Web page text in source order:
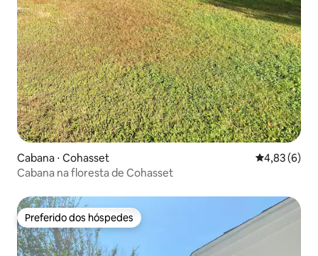
Cabana ⋅ Cohasset 4,83 de uma
4,83 (6)
Cabana na floresta de Cohasset
Preferido dos hóspedes
Preferido dos hóspedes